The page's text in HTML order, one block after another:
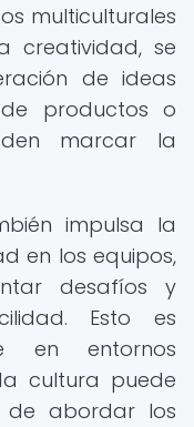
multiculturales
creatividad, se
de ideas
productos o
marcar la
impulsa la
en los equipos,
desafíos y
Esto es
en entornos
cultura puede
de abordar los